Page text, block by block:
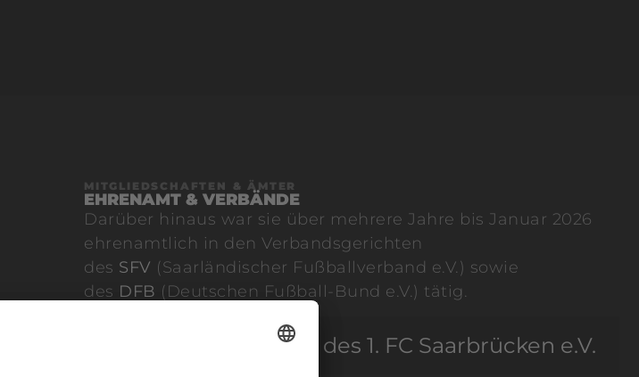
MITGLIEDSCHAFTEN & ÄMTER
EHRENAMT & VERBÄNDE
Darüber hinaus war sie über mehrere Jahre bis Januar 2026
ehrenamtlich in den Verbandsgerichten
des SFV (Saarländischer Fußballverband e.V.) sowie
des DFB (Deutschen Fußball-Bund e.V.) tätig.
Präsidentin des 1. FC Saarbrücken e.V.